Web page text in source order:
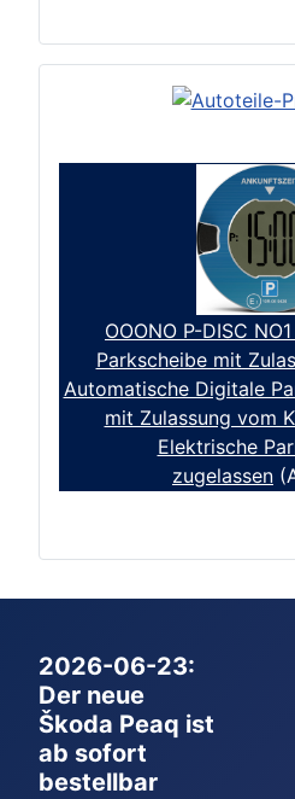
OOONO P-DISC
Parkscheibe mit
Automatische Digitale
mit Zulassung vom
Elektrische
zugelassen
2026-06-23:
Der neue
Škoda Peaq ist
ab sofort
bestellbar